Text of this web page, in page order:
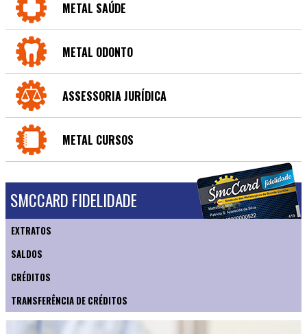
METAL SAÚDE
METAL ODONTO
ASSESSORIA JURÍDICA
METAL CURSOS
SMCCARD FIDELIDADE
EXTRATOS
SALDOS
CRÉDITOS
TRANSFERÊNCIA DE CRÉDITOS